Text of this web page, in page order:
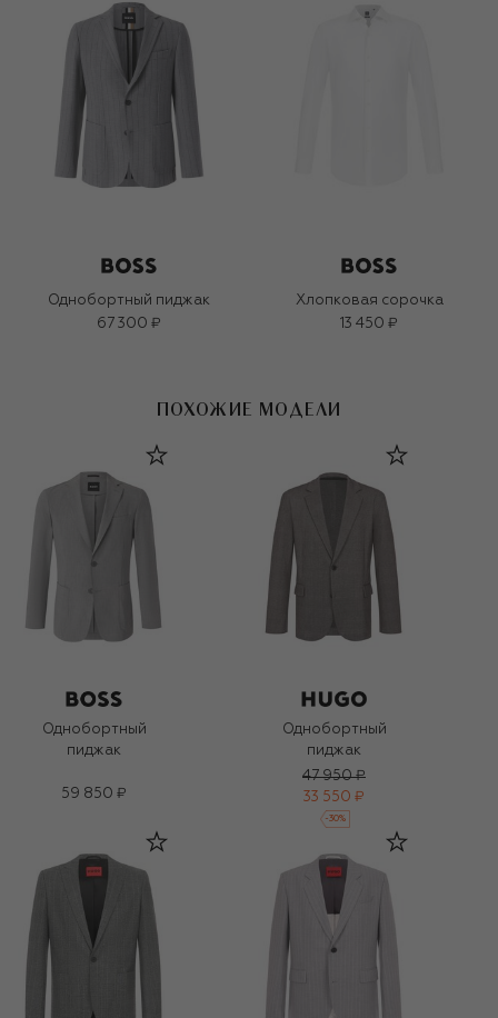
Однобортный пиджак
67 300 ₽
Хлопковая сорочка
13 450 ₽
ПОХОЖИЕ МОДЕЛИ
Однобортный
пиджак
59 850 ₽
Однобортный
пиджак
47 950 ₽
33 550 ₽
-30%